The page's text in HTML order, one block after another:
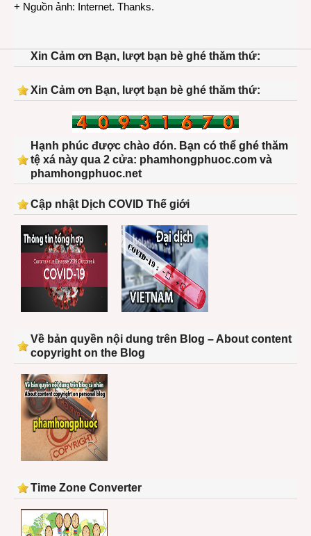
+ Nguồn ảnh: Internet. Thanks.
Xin Cảm ơn Bạn, lượt bạn bè ghé thăm thứ:
Xin Cảm ơn Bạn, lượt bạn bè ghé thăm thứ:
Hạnh phúc được chào đón. Bạn có thể ghé thăm
tệ xá này qua 2 cửa: phamhongphuoc.com và
phamhongphuoc.net
Cập nhật Dịch COVID Thế giới
Về bản quyền nội dung trên Blog – About content
copyright on the Blog
Time Zone Converter